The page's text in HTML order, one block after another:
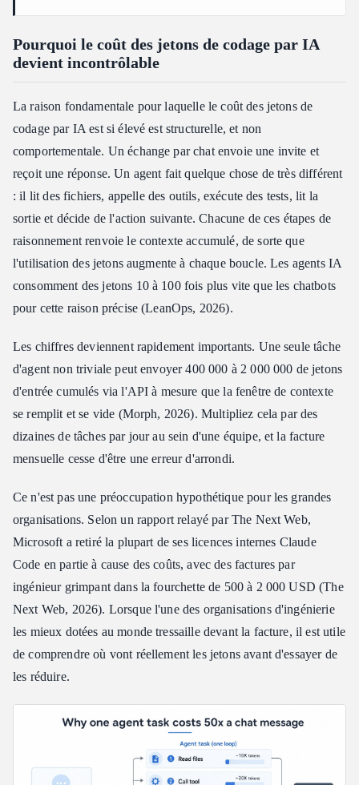
Pourquoi le coût des jetons de codage par IA
devient incontrôlable
La raison fondamentale pour laquelle le coût des jetons de
codage par IA est si élevé est structurelle, et non
comportementale. Un échange par chat envoie une invite et
reçoit une réponse. Un agent fait quelque chose de très différent
: il lit des fichiers, appelle des outils, exécute des tests, lit la
sortie et décide de l'action suivante. Chacune de ces étapes de
raisonnement renvoie le contexte accumulé, de sorte que
l'utilisation des jetons augmente à chaque boucle. Les agents IA
consomment des jetons 10 à 100 fois plus vite que les chatbots
pour cette raison précise (LeanOps, 2026).
Les chiffres deviennent rapidement importants. Une seule tâche
d'agent non triviale peut envoyer 400 000 à 2 000 000 de jetons
d'entrée cumulés via l'API à mesure que la fenêtre de contexte
se remplit et se vide (Morph, 2026). Multipliez cela par des
dizaines de tâches par jour au sein d'une équipe, et la facture
mensuelle cesse d'être une erreur d'arrondi.
Ce n'est pas une préoccupation hypothétique pour les grandes
organisations. Selon un rapport relayé par The Next Web,
Microsoft a retiré la plupart de ses licences internes Claude
Code en partie à cause des coûts, avec des factures par
ingénieur grimpant dans la fourchette de 500 à 2 000 USD (The
Next Web, 2026). Lorsque l'une des organisations d'ingénierie
les mieux dotées au monde tressaille devant la facture, il est utile
de comprendre où vont réellement les jetons avant d'essayer de
les réduire.